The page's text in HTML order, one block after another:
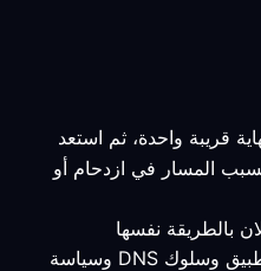
قريبة واحدة، ثم استعد
المسار في ازدحام أو
بالطريقة نفسها
تحقق من الحساب وجلسة التطبيق وسلوك DNS وسياسة